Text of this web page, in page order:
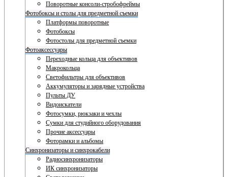
Поворотные консоли-стробофреймы
Фотобоксы и столы для предметной съемки
Платформы поворотные
Фотобоксы
Фотостолы для предметной съемки
Фотоаксессуары
Переходные кольца для объективов
Макрокольца
Светофильтры для объективов
Аккумуляторы и зарядные устройства
Пульты ДУ
Видоискатели
Фотосумки, рюкзаки и чехлы
Сумки для студийного оборудования
Прочие аксессуары
Фоторамки и альбомы
Синхронизаторы и синхрокабели
Радиосинхронизаторы
ИК синхронизаторы